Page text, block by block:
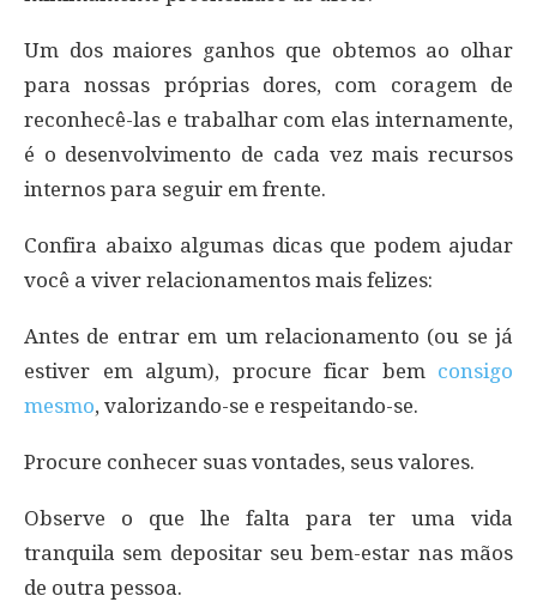
Um dos maiores ganhos que obtemos ao olhar
para nossas próprias dores, com coragem de
reconhecê-las e trabalhar com elas internamente,
é o desenvolvimento de cada vez mais recursos
internos para seguir em frente.
Confira abaixo algumas dicas que podem ajudar
você a viver relacionamentos mais felizes:
Antes de entrar em um relacionamento (ou se já
estiver em algum), procure ficar bem consigo
mesmo, valorizando-se e respeitando-se.
Procure conhecer suas vontades, seus valores.
Observe o que lhe falta para ter uma vida
tranquila sem depositar seu bem-estar nas mãos
de outra pessoa.